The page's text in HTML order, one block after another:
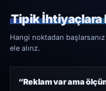
Tipik İhtiyaçlara
Hangi noktadan
ele alırız.
“Reklam var ama